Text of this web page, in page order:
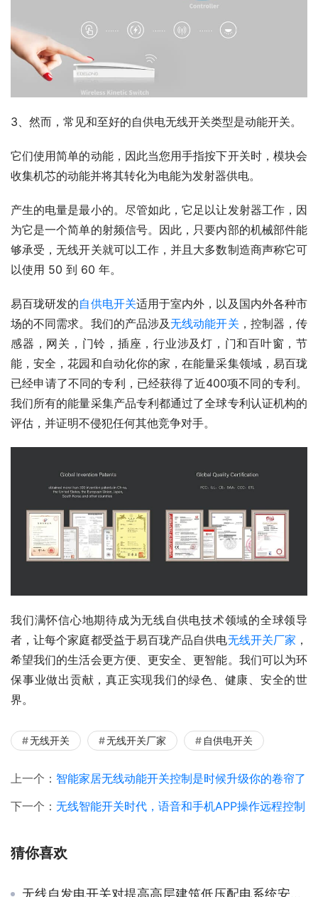
3、然而，常见和至好的自供电无线开关类型是动能开关。
它们使用简单的动能，因此当您用手指按下开关时，模块会
收集机芯的动能并将其转化为电能为发射器供电。
产生的电量是最小的。尽管如此，它足以让发射器工作，因
为它是一个简单的射频信号。因此，只要内部的机械部件能
够承受，无线开关就可以工作，并且大多数制造商声称它可
以使用 50 到 60 年。
易百珑研发的自供电开关适用于室内外，以及国内外各种市
场的不同需求。我们的产品涉及无线动能开关 ，控制器，传
感器，网关，门铃，插座，行业涉及灯，门和百叶窗，节
能，安全，花园和自动化你的家，在能量采集领域，易百珑
已经申请了不同的专利，已经获得了近400项不同的专利。
我们所有的能量采集产品专利都通过了全球专利认证机构的
评估，并证明不侵犯任何其他竞争对手。
我们满怀信心地期待成为无线自供电技术领域的全球领导
者，让每个家庭都受益于易百珑产品自供电无线开关厂家 ，
希望我们的生活会更方便、更安全、更智能。我们可以为环
保事业做出贡献，真正实现我们的绿色、健康、安全的世
界。
无线开关 无线开关厂家 自供电开关
上一个： 智能家居无线动能开关控制是时候升级你的卷帘了
下一个： 无线智能开关时代，语音和手机APP操作远程控制
猜你喜欢
无线自发电开关对提高高层建筑低压配电系统安全性的对策有帮助吗